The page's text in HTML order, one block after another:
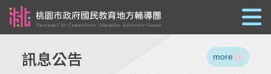
訊息公告 more